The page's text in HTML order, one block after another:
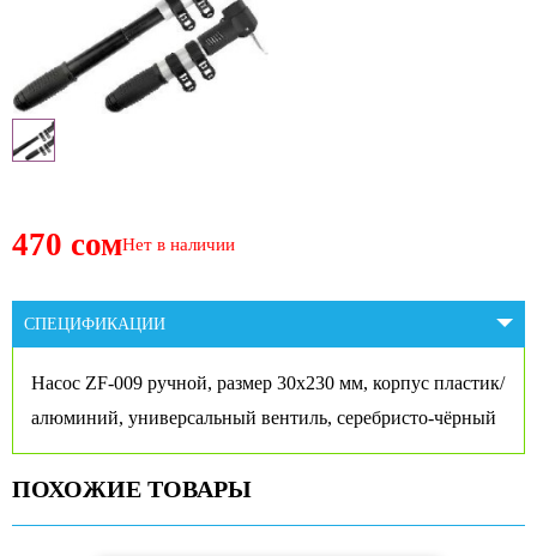
470 сомНет в наличии
СПЕЦИФИКАЦИИ
Насос ZF-009 ручной, размер 30х230 мм, корпус пластик/
алюминий, универсальный вентиль, серебристо-чёрный
ПОХОЖИЕ ТОВАРЫ